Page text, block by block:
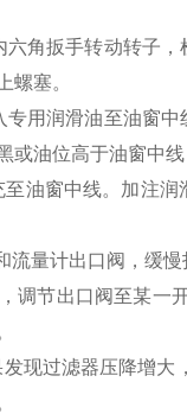
六角扳手转动转子
螺塞。
用润滑油至油窗
或油位高于油窗中
至油窗中线。加注
流量计出口阀，缓
调节出口阀至某一
现过滤器压降增大